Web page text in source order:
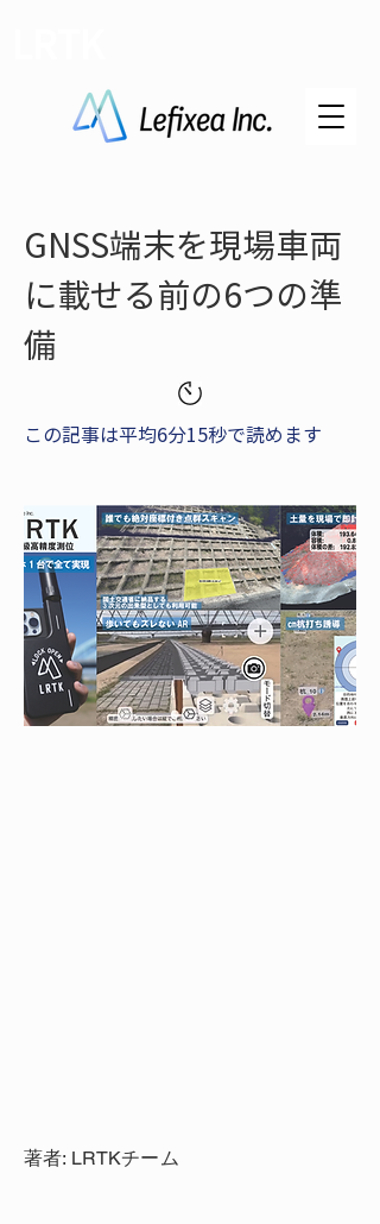
GNSS端末を現場車両
に載せる前の6つの準
備
この記事は平均6分15秒で読めます
著者: LRTKチーム